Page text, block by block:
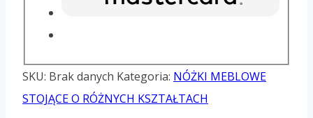
SKU: Brak danych Kategoria: NÓŻKI MEBLOWE
STOJĄCE O RÓŻNYCH KSZTAŁTACH